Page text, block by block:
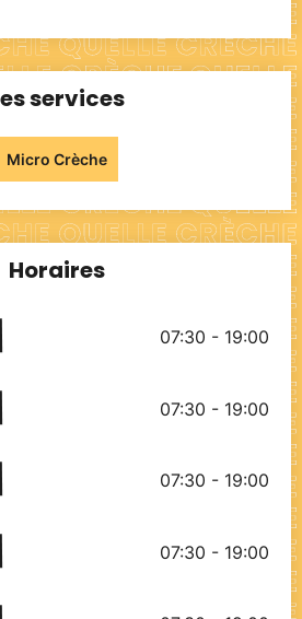
services
Micro Crèche
Horaires
07:30 - 19:00
07:30 - 19:00
07:30 - 19:00
07:30 - 19:00